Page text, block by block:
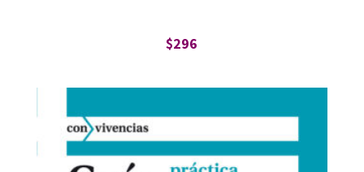
$296